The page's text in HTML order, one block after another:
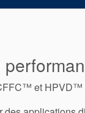
et HPVD™